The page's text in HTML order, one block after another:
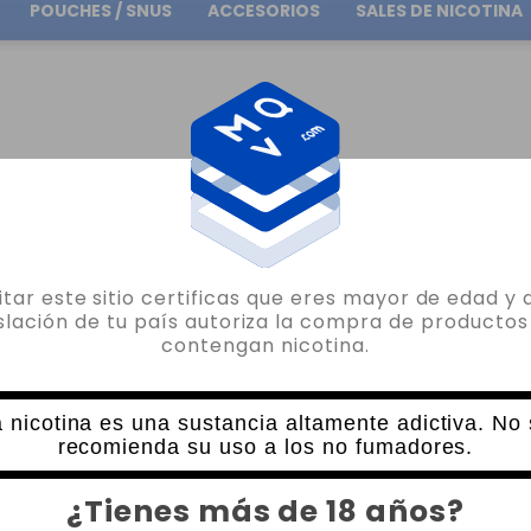
este sitio certificas que eres mayor de edad y
de tu país autoriza la compra de productos
contengan nicotina.
nicotina es una sustancia altamente adictiva. No
recomienda su uso a los no fumadores.
¿Tienes más de 18 años?
Envío gratuitoen pedidos superiores a 30.00€
POUCHES / SNUS ACCESORIOS SALES DE NICOTINA
VOOPOO
CARTUCHO PNP X POD DTL VOOPOO
22 VALORACIONES
4,50€
COLOR CANTIDAD
- +